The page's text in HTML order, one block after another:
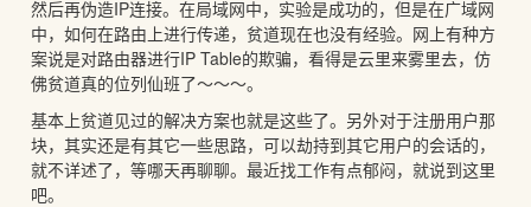
然后再伪造IP连接。在局域网中，实验是成功的，但是在广域网
中，如何在路由上进行传递，贫道现在也没有经验。网上有种方
案说是对路由器进行IP Table的欺骗，看得是云里来雾里去，仿
佛贫道真的位列仙班了～～～。
基本上贫道见过的解决方案也就是这些了。另外对于注册用户那
块，其实还是有其它一些思路，可以劫持到其它用户的会话的，
就不详述了，等哪天再聊聊。最近找工作有点郁闷，就说到这里
吧。